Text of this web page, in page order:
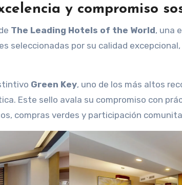
y compromiso
The Leading Hotels of the World, una
seleccionadas por su calidad
Green Key, uno de los más altos
Este sello avala su compromiso con
compras verdes y participación